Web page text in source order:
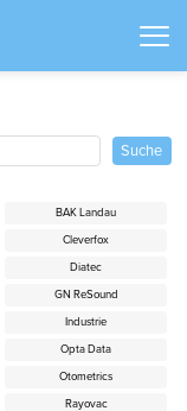
BAK Landau
Cleverfox
Diatec
GN ReSound
Industrie
Opta Data
Otometrics
Rayovac